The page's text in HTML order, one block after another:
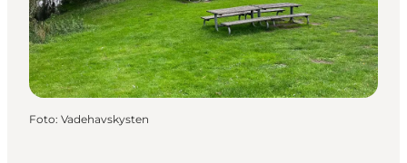
Essen und Schlafen
Veranstaltungen
Foto: Vadehavskysten